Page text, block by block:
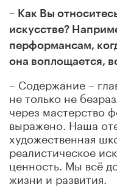
– Как Вы
искусстве?
перформансам,
она воплощается,
– Содержание –
не только не
через мастерство
выражено. Наша
художественная
реалистическое
ценность. Мы всё
жизни и развития.